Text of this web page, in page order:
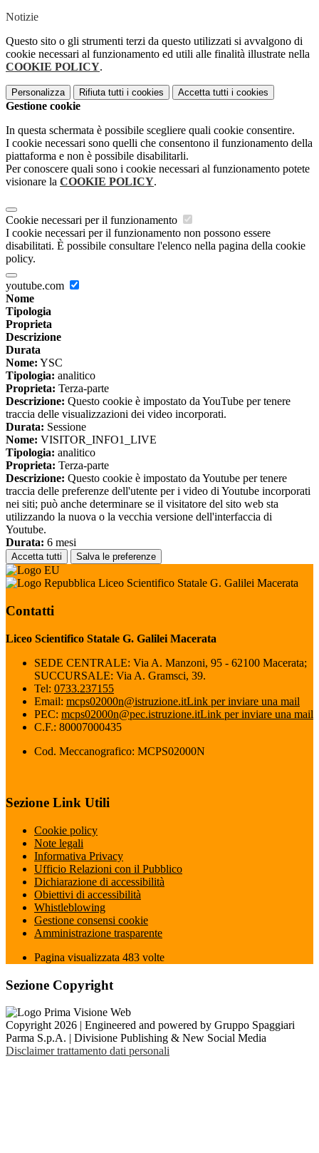
Notizie
Questo sito o gli strumenti terzi da questo utilizzati si avvalgono di
cookie necessari al funzionamento ed utili alle finalità illustrate nella
COOKIE POLICY.
Personalizza Rifiuta tutti i cookies Accetta tutti i cookies
Gestione cookie
In questa schermata è possibile scegliere quali cookie consentire.
I cookie necessari sono quelli che consentono il funzionamento della
piattaforma e non è possibile disabilitarli.
Per conoscere quali sono i cookie necessari al funzionamento potete
visionare la COOKIE POLICY.
Cookie necessari per il funzionamento
I cookie necessari per il funzionamento non possono essere
disabilitati. È possibile consultare l'elenco nella pagina della cookie
policy.
youtube.com
Nome
Tipologia
Proprieta
Descrizione
Durata
Nome: YSC
Tipologia: analitico
Proprieta: Terza-parte
Descrizione: Questo cookie è impostato da YouTube per tenere
traccia delle visualizzazioni dei video incorporati.
Durata: Sessione
Nome: VISITOR_INFO1_LIVE
Tipologia: analitico
Proprieta: Terza-parte
Descrizione: Questo cookie è impostato da Youtube per tenere
traccia delle preferenze dell'utente per i video di Youtube incorporati
nei siti; può anche determinare se il visitatore del sito web sta
utilizzando la nuova o la vecchia versione dell'interfaccia di
Youtube.
Durata: 6 mesi
Accetta tutti Salva le preferenze
Liceo Scientifico Statale G. Galilei Macerata
Contatti
Liceo Scientifico Statale G. Galilei Macerata
SEDE CENTRALE: Via A. Manzoni, 95 - 62100 Macerata;
SUCCURSALE: Via A. Gramsci, 39.
Tel: 0733.237155
Email: mcps02000n@istruzione.itLink per inviare una mail
PEC: mcps02000n@pec.istruzione.itLink per inviare una mail
C.F.: 80007000435
Cod. Meccanografico: MCPS02000N
Sezione Link Utili
Cookie policy
Note legali
Informativa Privacy
Ufficio Relazioni con il Pubblico
Dichiarazione di accessibilità
Obiettivi di accessibilità
Whistleblowing
Gestione consensi cookie
Amministrazione trasparente
Pagina visualizzata 483 volte
Sezione Copyright
Copyright 2026 | Engineered and powered by Gruppo Spaggiari
Parma S.p.A. | Divisione Publishing & New Social Media
Disclaimer trattamento dati personali